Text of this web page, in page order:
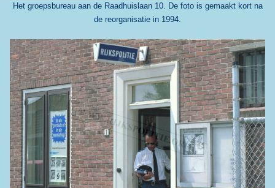
Het groepsbureau aan de Raadhuislaan 10. De foto is gemaakt kort na
de reorganisatie in 1994.